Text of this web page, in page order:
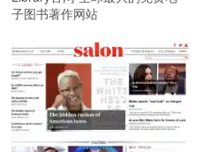
子图书著作网站